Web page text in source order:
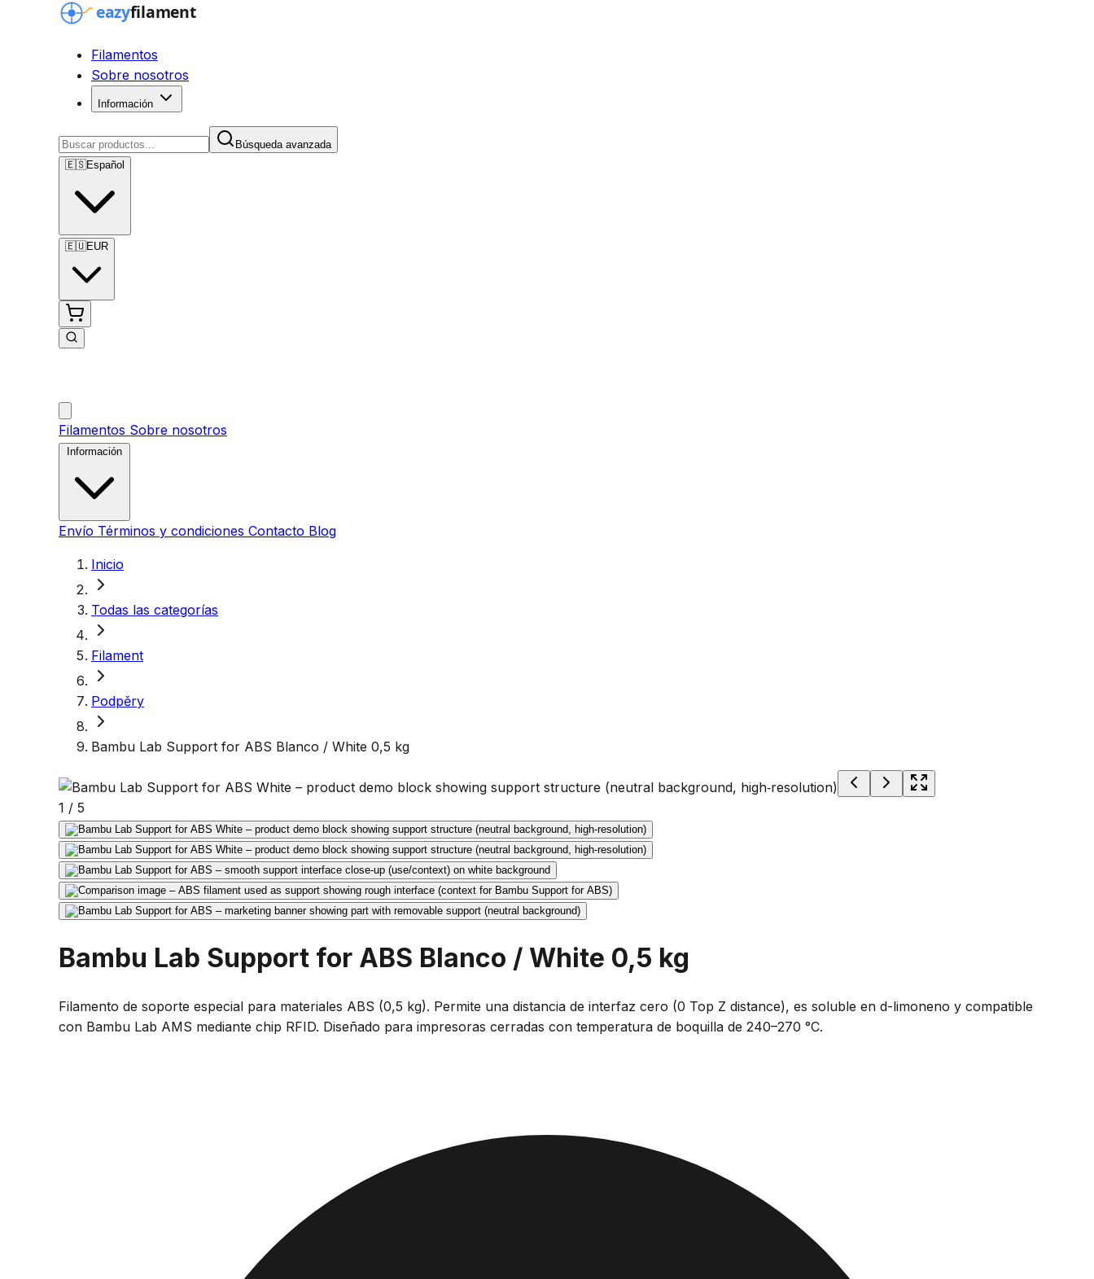
Filamentos
Sobre nosotros
Información
Búsqueda avanzada
🇪🇸Español
🇪🇺EUR
Filamentos Sobre nosotros
Envío Términos y condiciones Contacto Blog
Inicio
Todas las categorías
Filament
Podpěry
Bambu Lab Support for ABS Blanco / White 0,5 kg
1 / 5
Bambu Lab Support for ABS Blanco / White 0,5 kg
Filamento de soporte especial para materiales ABS (0,5 kg). Permite una distancia de interfaz cero (0 Top Z distance), es soluble en d-limoneno y compatible
con Bambu Lab AMS mediante chip RFID. Diseñado para impresoras cerradas con temperatura de boquilla de 240–270 °C.